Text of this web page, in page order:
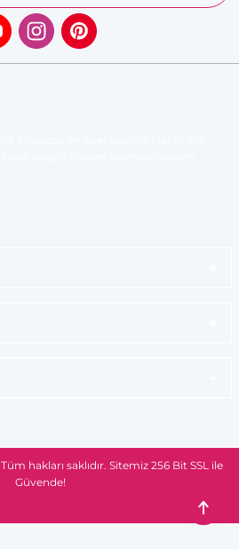
Tüm hakları saklıdır. Sitemiz 256 Bit SSL ile
Güvende!